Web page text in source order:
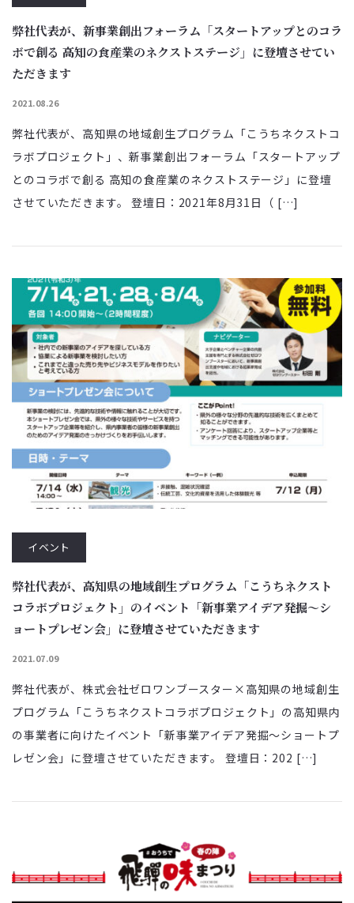
弊社代表が、新事業創出フォーラム「スタートアップとのコラ
ボで創る 高知の食産業のネクストステージ」に登壇させてい
ただきます
2021.08.26
弊社代表が、高知県の地域創生プログラム「こうちネクストコ
ラボプロジェクト」、新事業創出フォーラム「スタートアップ
とのコラボで創る 高知の食産業のネクストステージ」に登壇
させていただきます。 登壇日：2021年8月31日（ […]
イベント
弊社代表が、高知県の地域創生プログラム「こうちネクスト
コラボプロジェクト」のイベント「新事業アイデア発掘〜シ
ョートプレゼン会」に登壇させていただきます
2021.07.09
弊社代表が、株式会社ゼロワンブースター×高知県の地域創生
プログラム「こうちネクストコラボプロジェクト」の高知県内
の事業者に向けたイベント「新事業アイデア発掘〜ショートプ
レゼン会」に登壇させていただきます。 登壇日：202 […]